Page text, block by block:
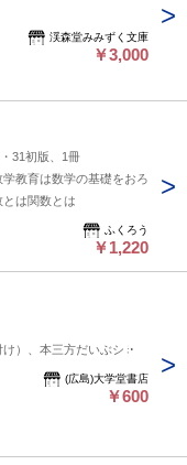
渓森堂みみずく文庫
￥3,000
31初版、1冊
教育は数学の基礎をおろ
は関数とは
ふくろう
￥1,220
）、本三方だいぶシミ
(広島)大学堂書店
￥600